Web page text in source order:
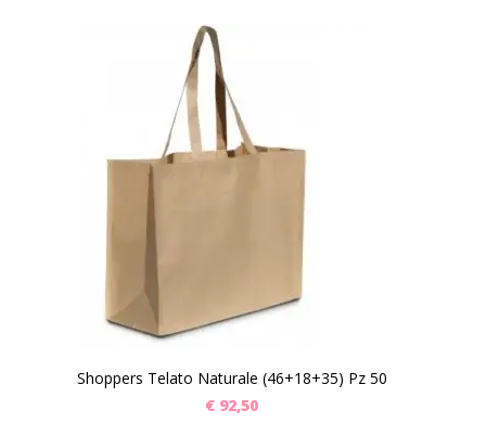
Shoppers Telato Naturale (46+18+35) Pz 50
€ 92,50